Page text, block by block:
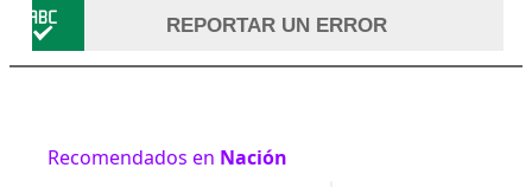
REPORTAR UN ERROR
Recomendados en Nación